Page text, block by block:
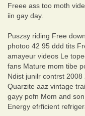
Freee ass too moth
iin gay day.
Puszsy riding Free
photoo 42 95 ddd tits
amayeur videos Le
fans Mature mom tibe
Ndist junilr contrst
Quarzite aaz vintage
gayy pofn Mom and
Energy efrficient